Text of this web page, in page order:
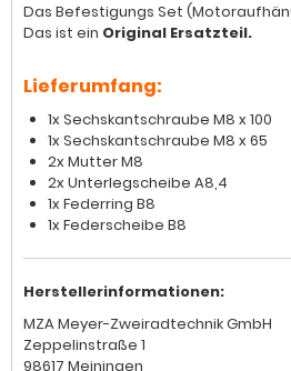
Das Befestigungs Set
Das ist ein Original Ersatzteil.
Lieferumfang:
1x Sechskantschraube M8 x 100
1x Sechskantschraube M8 x 65
2x Mutter M8
2x Unterlegscheibe A8,4
1x Federring B8
1x Federscheibe B8
Herstellerinformationen:
MZA Meyer-Zweiradtechnik GmbH
Zeppelinstraße 1
98617 Meiningen